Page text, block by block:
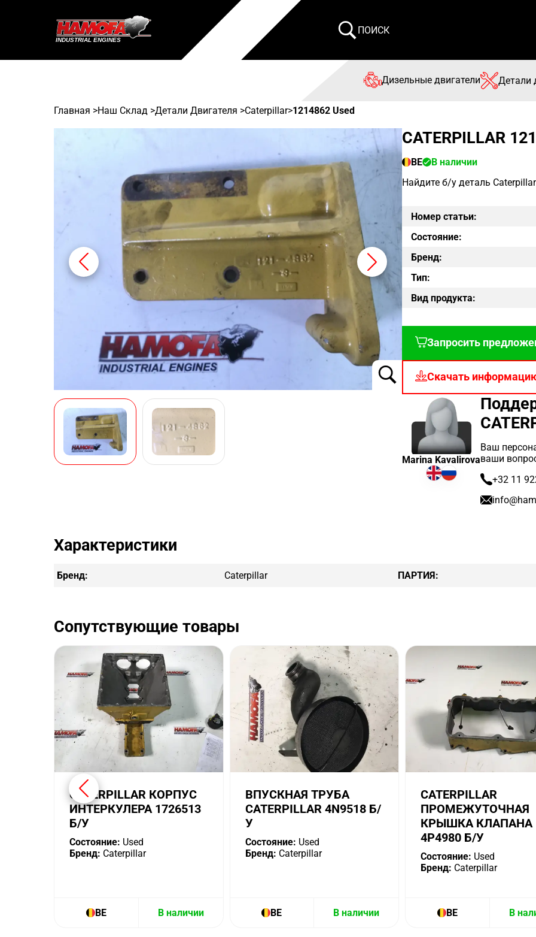
ПОИСК
Дизельные двигатели Детали
Главная >Наш Склад >Детали Двигателя >Caterpillar>1214862 Used
CATERPILLAR
BE
В наличии
Найдите б/у деталь
Номер статьи:
Состояние:
Бренд:
Тип:
Вид продукта:
Запросить
Скачать
Ваш
ваши
+32 11
Marina Kavalirova
Характеристики
Бренд: Caterpillar ПАРТИЯ:
Сопутствующие товары
CATERPILLAR КОРПУС
ИНТЕРКУЛЕРА 1726513
Б/У
Состояние: Used
Бренд: Caterpillar
BE В наличии
ВПУСКНАЯ ТРУБА
CATERPILLAR 4N9518 Б/
У
Состояние: Used
Бренд: Caterpillar
BE В наличии
CATERPILLAR
ПРОМЕЖУТОЧНАЯ
КРЫШКА КЛАПАНА
4P4980 Б/У
Состояние: Used
Бренд: Caterpillar
BE В